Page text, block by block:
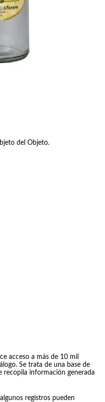
del Objeto.
acceso a más de 10 mil
Se trata de una base de
información generada
registros pueden